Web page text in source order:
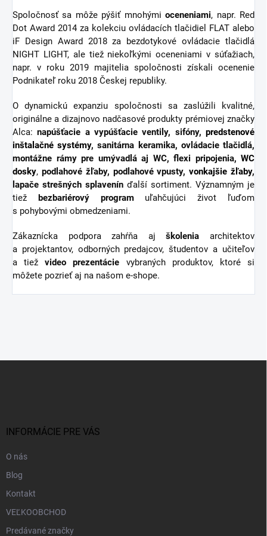
Spoločnosť sa môže pýšiť mnohýmioceneniami, napr. Red
Dot Award 2014 za kolekciu ovládacích tlačidiel FLAT alebo
iF Design Award 2018 za bezdotykové ovládacie tlačidlá
NIGHT LIGHT, ale tiež niekoľkými oceneniami v súťažiach,
napr. v roku 2019 majitelia spoločnosti získali ocenenie
Podnikateľ roku 2018 Českej republiky.
O dynamickú expanziu spoločnosti sa zaslúžili kvalitné,
originálne a dizajnovo nadčasové produkty prémiovej značky
Alca:napúšťacie a vypúšťacie ventily, sifóny,predstenové
inštalačné systémy, sanitárna keramika, ovládacie tlačidlá,
montážne rámy pre umývadlá aj WC, flexi pripojenia, WC
dosky, podlahové žľaby, podlahové vpusty,vonkajšie žľaby,
lapače strešných splavenín ďalší sortiment. Významným je
tiež bezbariérový programuľahčujúci život ľuďom
s pohybovými obmedzeniami.
Zákaznícka podpora zahŕňa ajškolenia architektov
a projektantov, odborných predajcov, študentov a učiteľov
a tiežvideo prezentácie vybraných produktov, ktoré si
môžete pozrieť aj na našom e-shope.
INFORMÁCIE PRE VÁS
O nás
Blog
Kontakt
VEĽKOOBCHOD
Predávané značky